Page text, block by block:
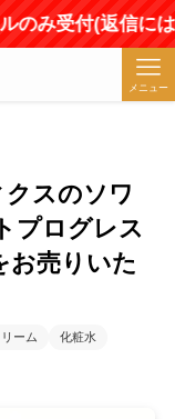
受付(返信にはお
メニュー
クスのソワ
プログレス
お売りいた
ーム 化粧水